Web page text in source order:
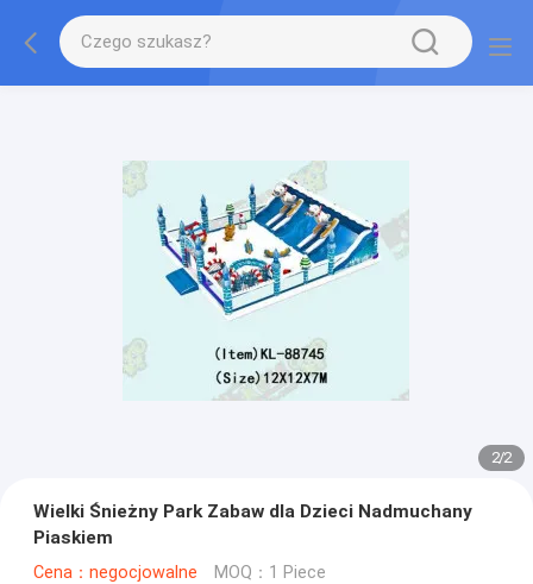
2/2
Wielki Śnieżny Park Zabaw dla Dzieci Nadmuchany
Piaskiem
Cena：negocjowalne MOQ：1 Piece